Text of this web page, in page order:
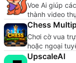
Voe Ai giúp
thành video
ảnh chính xác
Chess
Chơi cờ vua
hoặc ngoại
UpscaleAI